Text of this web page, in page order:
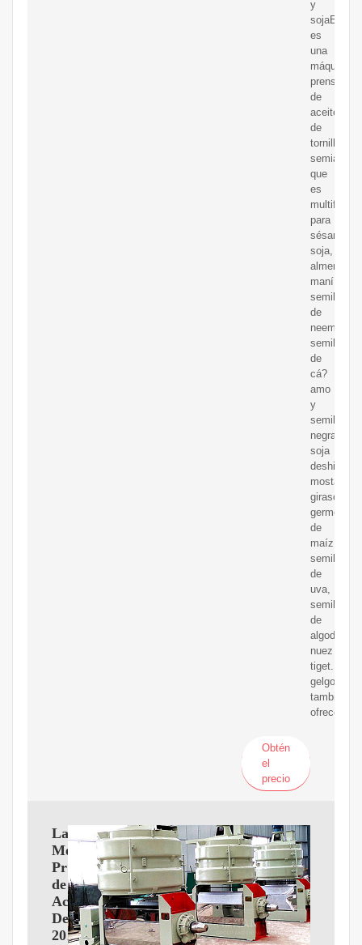
y
sojaEsta
es
una
máquina
prensadora
de
aceite
de
tornillo
que
es
para
sésamo,
soja,
almendras,
maní,
semillas
de
neem,
semillas
de
cá?
amo
y
semillas
soja
mostaza,
girasol,
germen
de
maíz,
semilla
de
uva,
semilla
de
algodón,
nuez
tiget.
gelgoog
también
ofrece
Obtén
el
precio
Las
Mejores
Prensas
de
Aceite
De
2025